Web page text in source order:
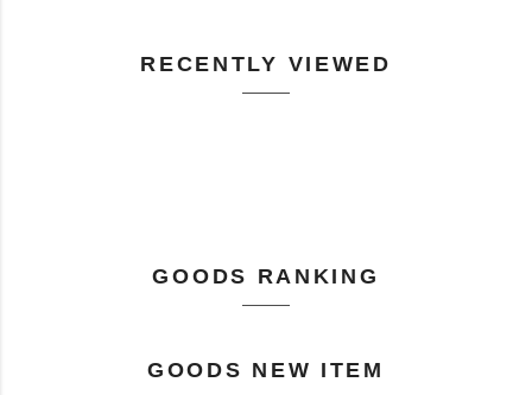
RECENTLY VIEWED
GOODS RANKING
GOODS NEW ITEM